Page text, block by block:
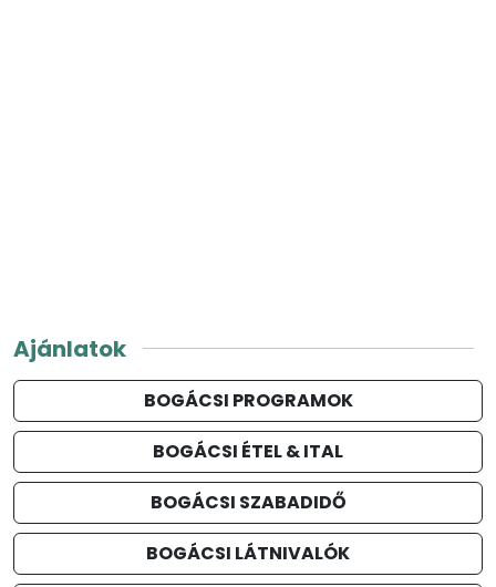
Ajánlatok
BOGÁCSI PROGRAMOK
BOGÁCSI ÉTEL & ITAL
BOGÁCSI SZABADIDŐ
BOGÁCSI LÁTNIVALÓK